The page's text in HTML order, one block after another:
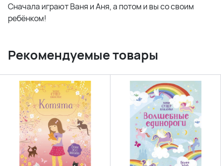
Сначала играют Ваня и Аня, а потом и вы со своим
ребёнком!
Рекомендуемые товары